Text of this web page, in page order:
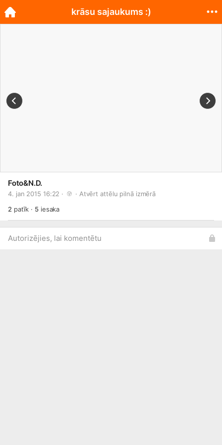
Foto&N.D.
4. jan 2015 16:22 · · Atvērt attēlu pilnā izmērā
2 patīk · 5iesaka
Autorizējies, lai komentētu
krāsu sajaukums :)